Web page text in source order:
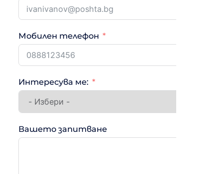
Мобилен телефон
Интересува ме:
Вашето запитване